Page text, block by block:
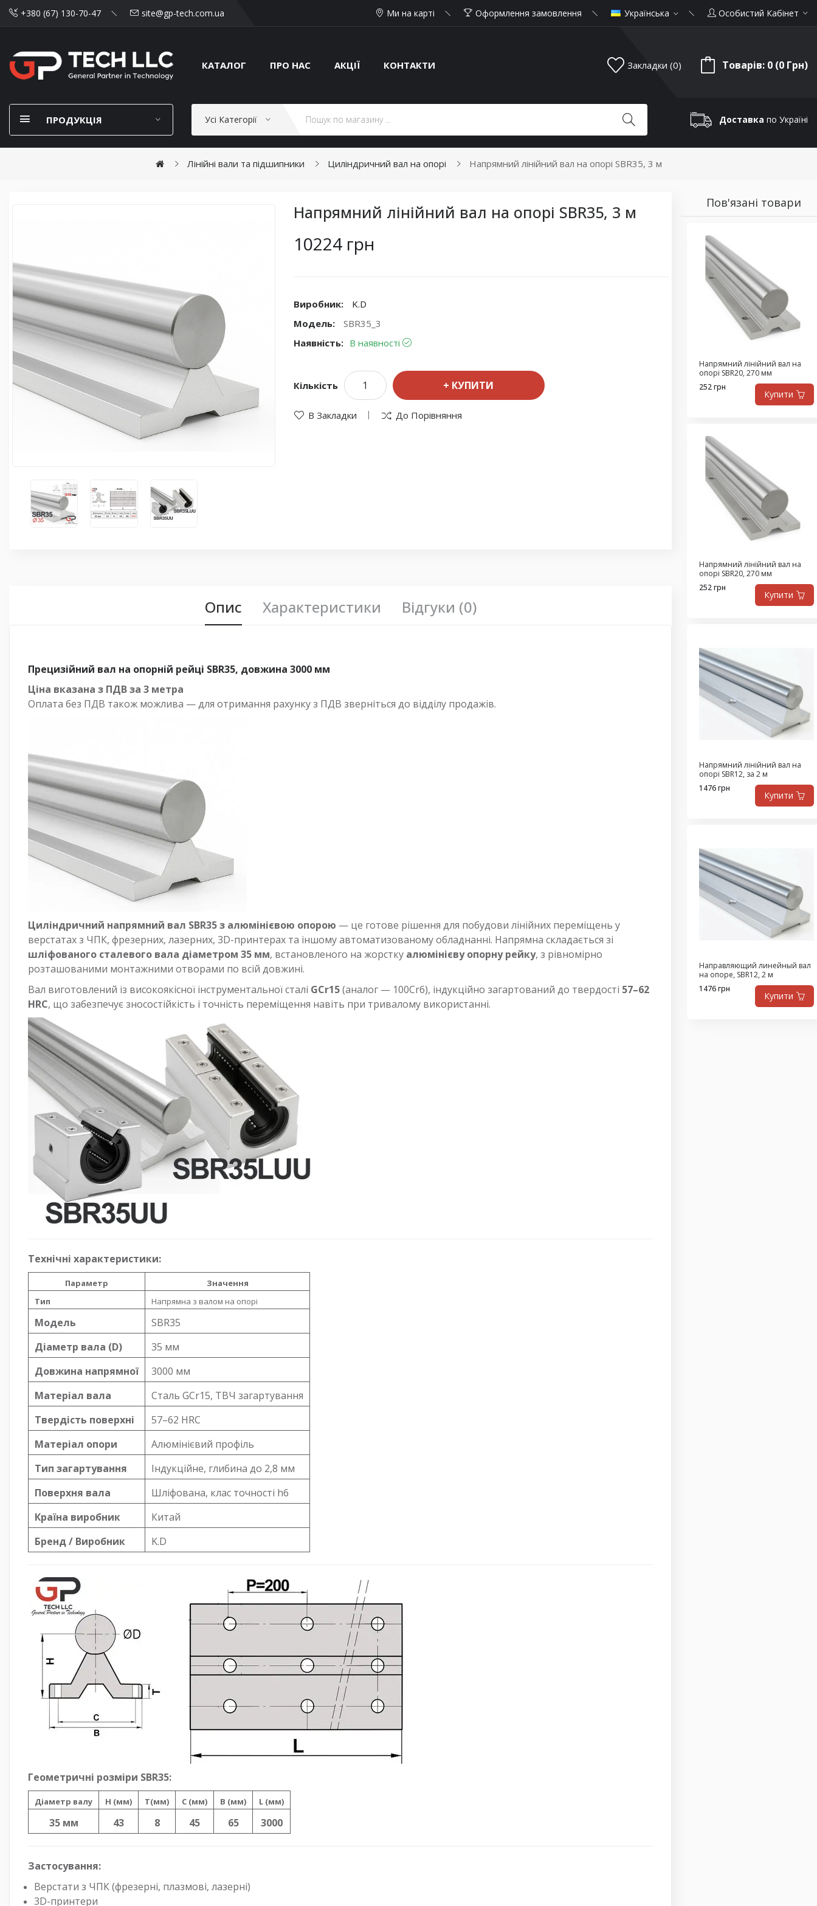
+380 (67) 130-70-47 site@gp-tech.com.ua Ми на карті Оформлення замовлення Українська Особистий Кабінет
КАТАЛОГ ПРО НАС АКЦІЇ КОНТАКТИ Закладки (0) Товарів: 0 (0 Грн)
ПРОДУКЦІЯ Усі Категорії Доставка по Україні
Лінійні вали та підшипники Циліндричний вал на опорі Напрямний лінійний вал на опорі SBR35, 3 м
Напрямний лінійний вал на опорі SBR35, 3 м
10224 грн
Виробник:
K.D
Модель:
SBR35_3
Наявність: В наявності
Кількість КУПИТИ
В Закладки До Порівняння
Опис Характеристики Відгуки (0)
Прецизійний вал на опорній рейці SBR35, довжина 3000 мм
Ціна вказана з ПДВ за 3 метра
Оплата без ПДВ також можлива — для отримання рахунку з ПДВ зверніться до відділу продажів.
Циліндричний напрямний вал SBR35 з алюмінієвою опорою — це готове рішення для побудови лінійних переміщень у
верстатах з ЧПК, фрезерних, лазерних, 3D-принтерах та іншому автоматизованому обладнанні. Напрямна складається зі
шліфованого сталевого вала діаметром 35 мм, встановленого на жорстку алюмінієву опорну рейку, з рівномірно
розташованими монтажними отворами по всій довжині.
Вал виготовлений із високоякісної інструментальної сталі GCr15(аналог — 100Cr6), індукційно загартований до твердості 57–62
HRC, що забезпечує зносостійкість і точність переміщення навіть при тривалому використанні.
Технічні характеристики:
Параметр
Значення
Тип
Напрямна з валом на опорі
Модель
SBR35
Діаметр вала (D)
35 мм
Довжина напрямної
3000 мм
Матеріал вала
Сталь GCr15, ТВЧ загартування
Твердість поверхні
57–62 HRC
Матеріал опори
Алюмінієвий профіль
Тип загартування
Індукційне, глибина до 2,8 мм
Поверхня вала
Шліфована, клас точності h6
Країна виробник
Китай
Бренд / Виробник
K.D
Геометричні розміри SBR35:
Діаметр валу H (мм) T(мм) C (мм) B (мм) L (мм)
35 мм 43 8 45 65 3000
Застосування:
Верстати з ЧПК (фрезерні, плазмові, лазерні)
3D-принтери
Пов'язані товари
Напрямний лінійний вал на
опорі SBR20, 270 мм
252 грн
Купити
Напрямний лінійний вал на
опорі SBR20, 270 мм
252 грн
Купити
Напрямний лінійний вал на
опорі SBR12, за 2 м
1476 грн
Купити
Направляющий линейный вал
на опоре, SBR12, 2 м
1476 грн
Купити